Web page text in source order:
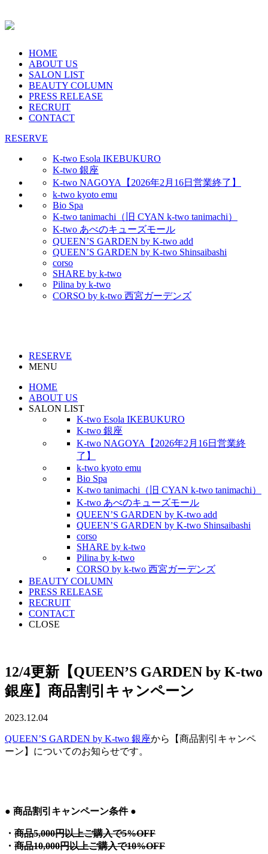
HOME
ABOUT US
SALON LIST
BEAUTY COLUMN
PRESS RELEASE
RECRUIT
CONTACT
RESERVE
K-two Esola IKEBUKURO
K-two 銀座
K-two NAGOYA【2026年2月16日営業終了】
k-two kyoto emu
Bio Spa
K-two tanimachi（旧 CYAN k-two tanimachi）
K-two あべのキューズモール
QUEEN’S GARDEN by K-two add
QUEEN’S GARDEN by K-two Shinsaibashi
corso
SHARE by k-two
Pilina by k-two
CORSO by k-two 西宮ガーデンズ
RESERVE
MENU
HOME
ABOUT US
SALON LIST
K-two Esola IKEBUKURO
K-two 銀座
K-two NAGOYA【2026年2月16日営業終
了】
k-two kyoto emu
Bio Spa
K-two tanimachi（旧 CYAN k-two tanimachi）
K-two あべのキューズモール
QUEEN’S GARDEN by K-two add
QUEEN’S GARDEN by K-two Shinsaibashi
corso
SHARE by k-two
Pilina by k-two
CORSO by k-two 西宮ガーデンズ
BEAUTY COLUMN
PRESS RELEASE
RECRUIT
CONTACT
CLOSE
12/4更新【QUEEN’S GARDEN by K-two
銀座】商品割引キャンペーン
2023.12.04
QUEEN’S GARDEN by K-two 銀座から【商品割引キャンペ
ーン】についてのお知らせです。
● 商品割引キャンペーン条件●
・ 商品5,000円以上ご購入で5%OFF
・ 商品10,000円以上ご購入で10%OFF